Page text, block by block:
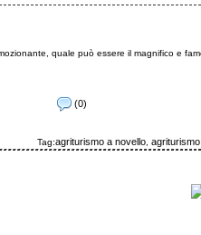
quale può essere il magnifico e
(0)
Tag:agriturismo a novello